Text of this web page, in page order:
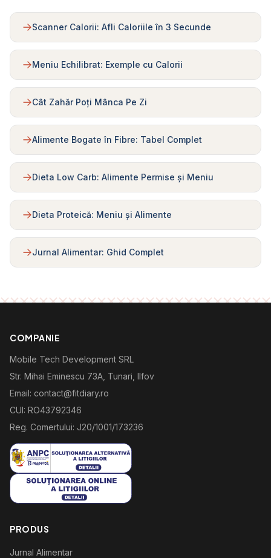
Scanner Calorii: Afli Caloriile în 3 Secunde
Meniu Echilibrat: Exemple cu Calorii
Cât Zahăr Poți Mânca Pe Zi
Alimente Bogate în Fibre: Tabel Complet
Dieta Low Carb: Alimente Permise și Meniu
Dieta Proteică: Meniu și Alimente
Jurnal Alimentar: Ghid Complet
COMPANIE
Mobile Tech Development SRL
Str. Mihai Eminescu 73A, Tunari, Ilfov
Email: contact@fitdiary.ro
CUI: RO43792346
Reg. Comertului: J20/1001/173236
PRODUS
Jurnal Alimentar